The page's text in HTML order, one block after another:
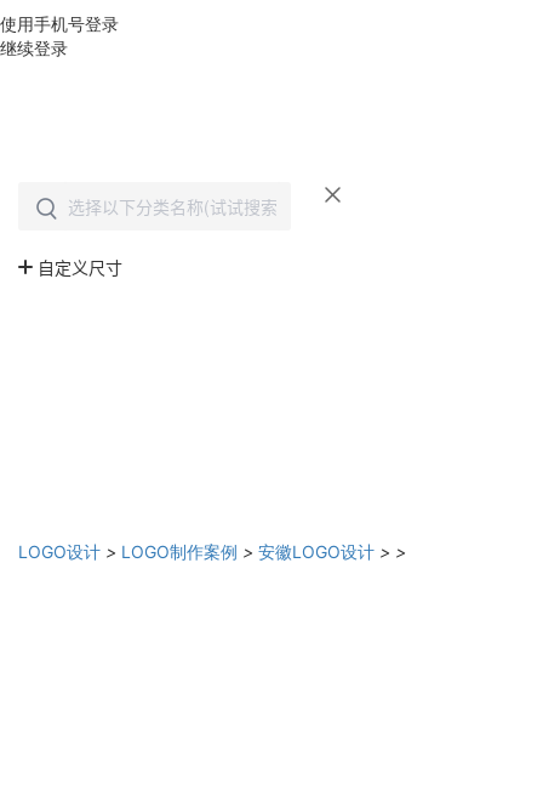
使用手机号登录
继续登录
LOGO设计 > LOGO制作案例 > 安徽LOGO设计 > >